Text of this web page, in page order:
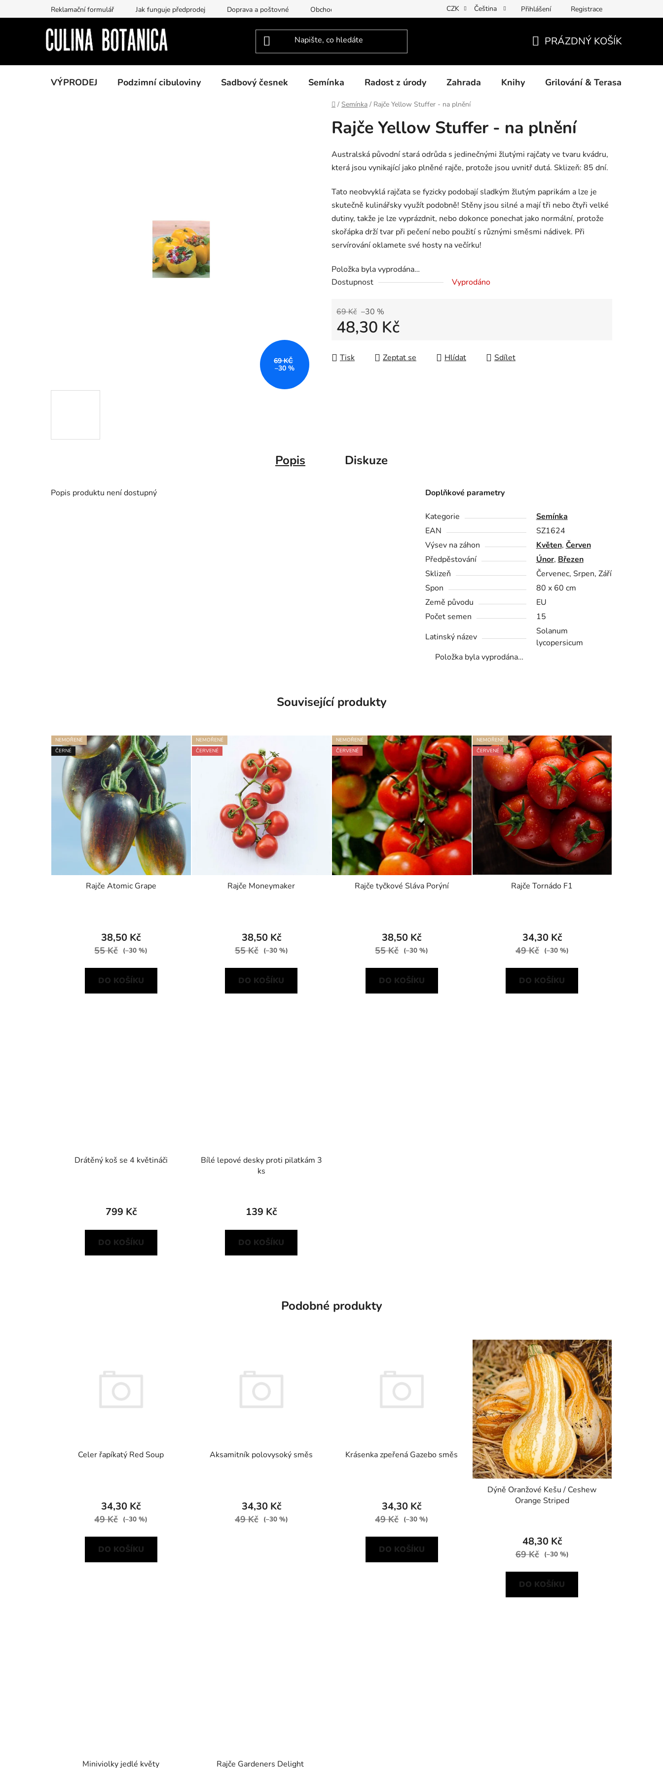
na
Reklamační formulář Jak funguje předprodej Doprava a poštovné Obchodní podmínky Podmínky ochrany osobních údajů Povinné informace a odkazy ÚKZÚZ
CZK Čeština Přihlášení Registrace
KOŠÍK
PRÁZDNÝ KOŠÍK
VÝPRODEJ Podzimní cibuloviny Sadbový česnek Semínka Radost z úrody Zahrada Knihy Grilování & Terasa
Domů
/ Semínka / Rajče Yellow Stuffer - na plnění
Rajče Yellow Stuffer - na plnění
Australská původní stará odrůda s jedinečnými žlutými rajčaty ve tvaru kvádru,
která jsou vynikající jako plněné rajče, protože jsou uvnitř dutá. Sklizeň: 85 dní.
Tato neobvyklá rajčata se fyzicky podobají sladkým žlutým paprikám a lze je
skutečně kulinářsky využít podobně! Stěny jsou silné a mají tři nebo čtyři velké
dutiny, takže je lze vyprázdnit, nebo dokonce ponechat jako normální, protože
skořápka drží tvar při pečení nebo použití s různými směsmi nádivek. Při
servírování oklamete své hosty na večírku!
Položka byla vyprodána…
Dostupnost
Vyprodáno
69 Kč –30 %
48,30 Kč
Tisk
Zeptat se Hlídat Sdílet
69 KČ
–30 %
Popis Diskuze
Popis produktu není dostupný Doplňkové parametry
Kategorie
Semínka
EAN
SZ1624
Výsev na záhon
Květen, Červen
Předpěstování
Únor, Březen
Sklizeň
Červenec, Srpen, Září
Spon
80 x 60 cm
Země původu
EU
Počet semen
15
Latinský název
Solanum
lycopersicum
Položka byla vyprodána…
Související produkty
NEMOŘENÉ
ČERNÉ
Rajče Atomic Grape
38,50 Kč
55 Kč (–30 %)
DO KOŠÍKU
NEMOŘENÉ
ČERVENÉ
Rajče Moneymaker
38,50 Kč
55 Kč (–30 %)
DO KOŠÍKU
NEMOŘENÉ
ČERVENÉ
Rajče tyčkové Sláva Porýní
38,50 Kč
55 Kč (–30 %)
DO KOŠÍKU
NEMOŘENÉ
ČERVENÉ
Rajče Tornádo F1
34,30 Kč
49 Kč (–30 %)
DO KOŠÍKU
Drátěný koš se 4 květináči
799 Kč
DO KOŠÍKU
Bílé lepové desky proti pilatkám 3
ks
139 Kč
DO KOŠÍKU
Podobné produkty
Celer řapíkatý Red Soup
34,30 Kč
49 Kč (–30 %)
DO KOŠÍKU
Aksamitník polovysoký směs
34,30 Kč
49 Kč (–30 %)
Krásenka zpeřená Gazebo směs
34,30 Kč
49 Kč (–30 %)
DO KOŠÍKU
Dýně Oranžové Kešu / Ceshew
Orange Striped
48,30 Kč
69 Kč (–30 %)
DO KOŠÍKU
Miniviolky jedlé květy Rajče Gardeners Delight